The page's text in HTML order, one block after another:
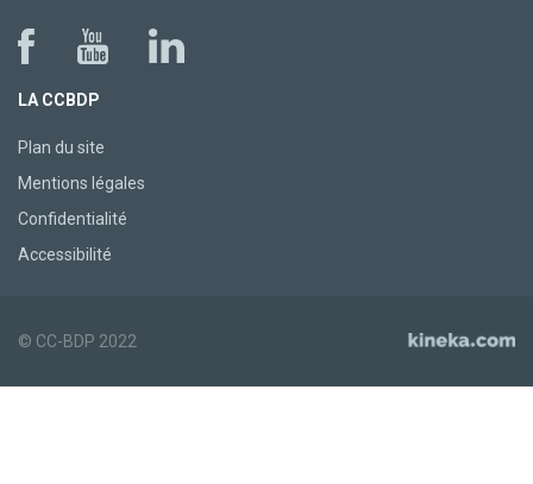
LA CCBDP
Plan du site
Mentions légales
Confidentialité
Accessibilité
© CC-BDP 2022